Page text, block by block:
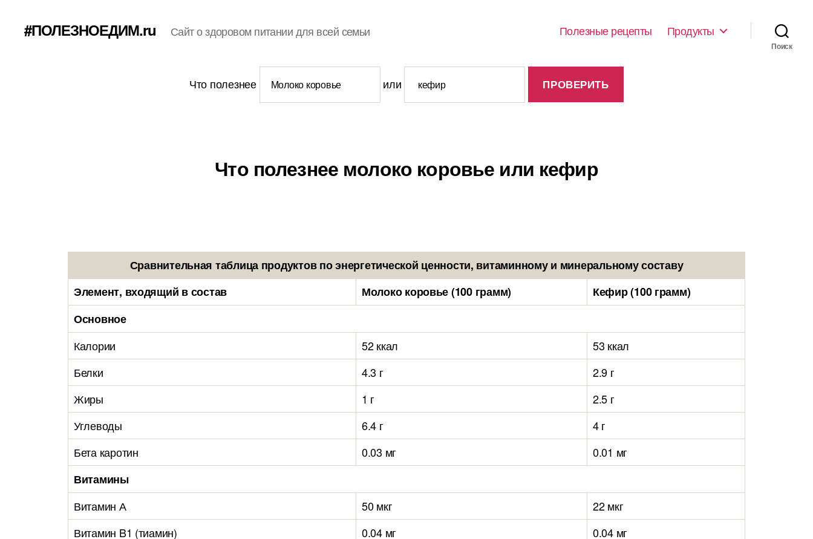
#ПОЛЕЗНОЕДИМ.ru Сайт о здоровом питании для всей семьи Полезные рецепты Продукты
Поиск
Что полезнее или
Что полезнее молоко коровье или кефир
Сравнительная таблица продуктов по энергетической ценности, витаминному и минеральному составу
Элемент, входящий в состав
Молоко коровье (100 грамм)
Кефир (100 грамм)
Основное
Калории
52 ккал
53 ккал
Белки
4.3 г
2.9 г
Жиры
1 г
2.5 г
Углеводы
6.4 г
4 г
Бета каротин
0.03 мг
0.01 мг
Витамины
Витамин А
50 мкг
22 мкг
Витамин B1 (тиамин)
0.04 мг
0.04 мг